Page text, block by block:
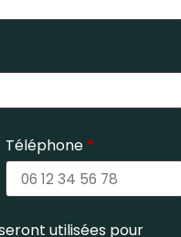
Téléphone *
utilisées pour